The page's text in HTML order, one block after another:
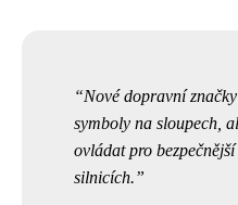
Nové dopravní
symboly na sloupech,
ovládat pro
silnicích.